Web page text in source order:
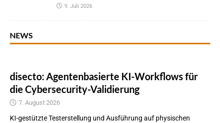
9. Juli 2026
NEWS
disecto: Agentenbasierte KI-Workflows für
die Cybersecurity-Validierung
7. August 2026
KI-gestützte Testerstellung und Ausführung auf physischen